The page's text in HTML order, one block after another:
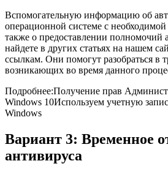
Вспомогательную информацию об
операционной системе с необходимой
также о предоставлении полномочий
найдете в других статьях на нашем
ссылкам. Они помогут разобраться в
возникающих во время данного
Подробнее:Получение прав
Windows 10Используем учетную
Windows
Вариант 3: Временное
антивируса